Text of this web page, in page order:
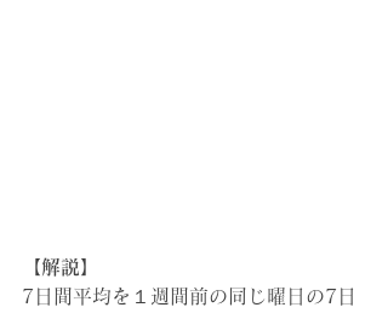
【解説】
7日間平均を１週間前の同じ曜日の7日